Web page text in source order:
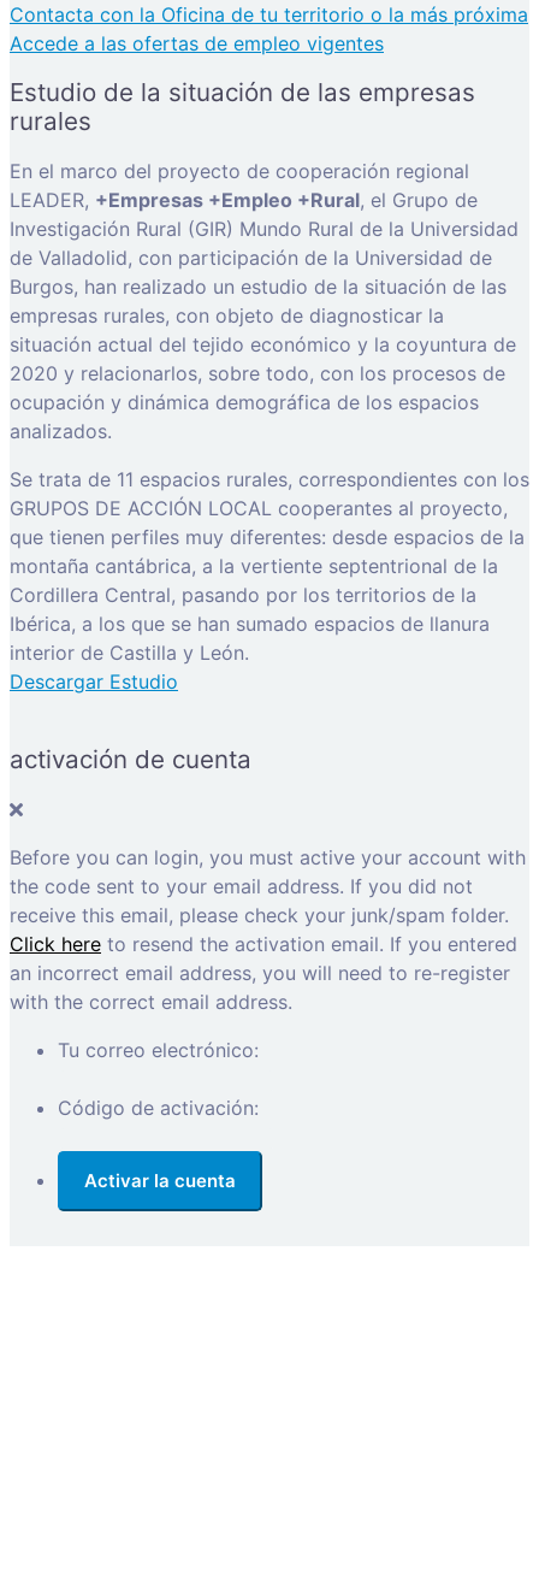
Contacta con la Oficina de tu territorio o la más próxima
Accede a las ofertas de empleo vigentes
Estudio de la situación de las empresas
rurales
En el marco del proyecto de cooperación regional
LEADER, +Empresas +Empleo +Rural, el Grupo de
Investigación Rural (GIR) Mundo Rural de la Universidad
de Valladolid, con participación de la Universidad de
Burgos, han realizado un estudio de la situación de las
empresas rurales, con objeto de diagnosticar la
situación actual del tejido económico y la coyuntura de
2020 y relacionarlos, sobre todo, con los procesos de
ocupación y dinámica demográfica de los espacios
analizados.
Se trata de 11 espacios rurales, correspondientes con los
GRUPOS DE ACCIÓN LOCAL cooperantes al proyecto,
que tienen perfiles muy diferentes: desde espacios de la
montaña cantábrica, a la vertiente septentrional de la
Cordillera Central, pasando por los territorios de la
Ibérica, a los que se han sumado espacios de llanura
interior de Castilla y León.
Descargar Estudio
activación de cuenta
Before you can login, you must active your account with
the code sent to your email address. If you did not
receive this email, please check your junk/spam folder.
Click here to resend the activation email. If you entered
an incorrect email address, you will need to re-register
with the correct email address.
Tu correo electrónico:
Código de activación: